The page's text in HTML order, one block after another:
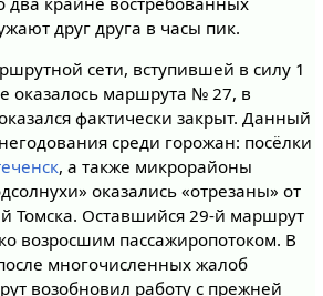
друг друга в часы пик.
сети, вступившей в силу 1
оказалось маршрута № 27, в
фактически закрыт. Данный
среди горожан: посёлки
, а также микрорайоны
оказались «отрезаны» от
Томска. Оставшийся 29-й маршрут
возросшим пассажиропотоком. В
многочисленных жалоб
возобновил работу с прежней